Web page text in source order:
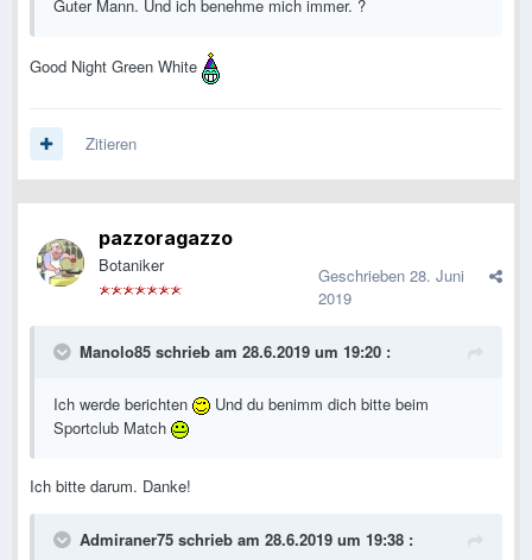
Guter Mann. Und ich benehme mich immer. ?
Good Night Green White
Zitieren
pazzoragazzo
Botaniker Geschrieben 28. Juni
2019
Manolo85 schrieb am 28.6.2019 um 19:20 :
Ich werde berichten
Und du benimm dich bitte beim
Sportclub Match
Ich bitte darum. Danke!
Admiraner75 schrieb am 28.6.2019 um 19:38 :